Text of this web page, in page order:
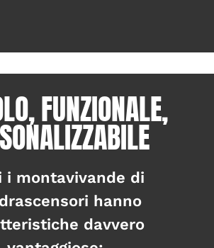
FUNZIONALE,
i montavivande di
hanno
davvero